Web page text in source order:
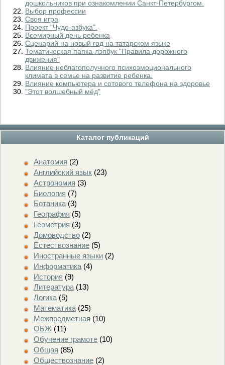
Каталог публикаций
Анатомия (2)
Английский язык(23)
Астрономия (3)
Биология (7)
Ботаника(3)
География (5)
Геометрия (3)
Домоводство(2)
Естествознание(5)
Иностранные языки(2)
Информатика(4)
История (9)
Литература(13)
Логика(5)
Математика(25)
Межпредметная (10)
ОБЖ (11)
Обучение грамоте(10)
Общая (85)
Обществознание(2)
дошкольников при ознакомлении Санкт-Петербургом.
Выбор профессии
Своя игра
Проект "Чудо-азбука".
Всемирный день ребенка
Сценарий на новый год на татарском языке
Тематическая папка-лэпбук "Правила дорожного
движения"
Влияние неблагополучного психоэмоционального
климата в семье на развитие ребенка.
Влияние компьютера и сотового телефона на здоровье
"Этот волшебный мёд"